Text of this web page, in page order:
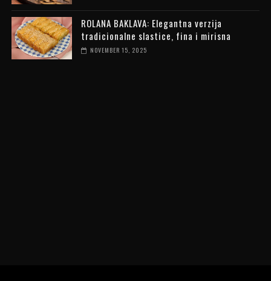
ROLANA BAKLAVA: Elegantna verzija
tradicionalne slastice, fina i mirisna
NOVEMBER 15, 2025